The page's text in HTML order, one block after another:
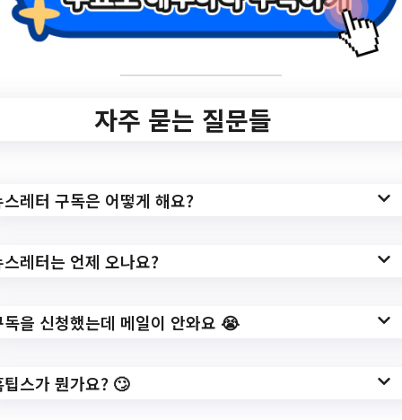
✅ 지원 소식 상세 보기 ▼
https://phcf.or.kr/cop/bbs/selectArticleList.d
o?bbsId=BBSMSTR_000000000297
작성일: 2023-06-14 ~
3. 포항시 신활력플러
스 아카데미 (특화)
✅ 지원 소식 상세 보기 ▼
자주 묻는 질문들
스레터 구독은 어떻게 해요?
스레터는 언제 오나요?
독을 신청했는데 메일이 안와요 😭
팁스가 뭔가요? 🙄